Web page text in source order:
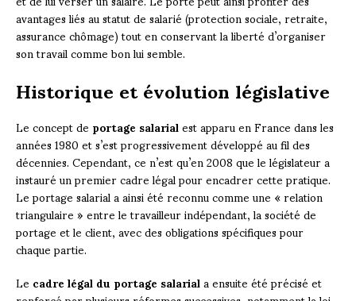
avantages liés au statut de salarié (protection sociale, retraite,
assurance chômage) tout en conservant la liberté d’organiser
son travail comme bon lui semble.
Historique et évolution législative
Le concept deportage salarialest apparu en France dans les
années 1980 et s’est progressivement développé au fil des
décennies. Cependant, ce n’est qu’en 2008 que le législateur a
instauré un premier cadre légal pour encadrer cette pratique.
Le portage salarial a ainsi été reconnu comme une « relation
triangulaire » entre le travailleur indépendant, la société de
portage et le client, avec des obligations spécifiques pour
chaque partie.
Lecadre légal du portage salariala ensuite été précisé et